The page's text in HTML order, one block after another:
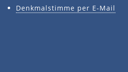
Denkmalstimme per E-Mail